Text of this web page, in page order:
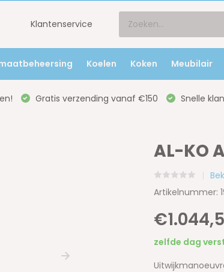
Klantenservice
Koelen Koken Meubilair
Gratis verzending vanaf €150 Snelle
AL-KO
Artikelnummer:
zelfde dag